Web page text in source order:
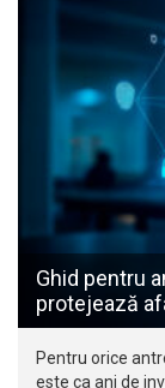
Ghid pentru
protejează
Pentru orice
este ca ani de